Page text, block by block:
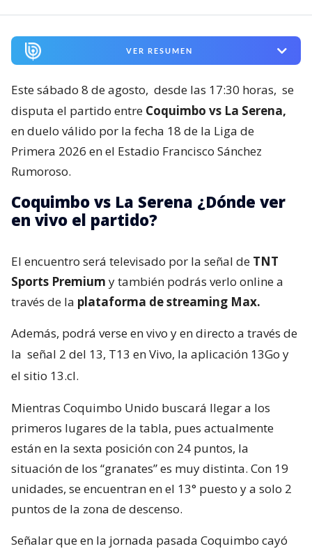
VER RESUMEN
Este sábado 8 de agosto, desde las 17:30 horas, se
disputa el partido entre Coquimbo vs La Serena,
en duelo válido por la fecha 18 de la Liga de
Primera 2026 en el Estadio Francisco Sánchez
Rumoroso.
Coquimbo vs La Serena ¿Dónde ver
en vivo el partido?
El encuentro será televisado por la señal de TNT
Sports Premium y también podrás verlo online a
través de la plataforma de streaming Max.
Además, podrá verse en vivo y en directo a través de
la señal 2 del 13, T13 en Vivo, la aplicación 13Go y
el sitio 13.cl.
Mientras Coquimbo Unido buscará llegar a los
primeros lugares de la tabla, pues actualmente
están en la sexta posición con 24 puntos, la
situación de los “granates” es muy distinta. Con 19
unidades, se encuentran en el 13° puesto y a solo 2
puntos de la zona de descenso.
Señalar que en la jornada pasada Coquimbo cayó